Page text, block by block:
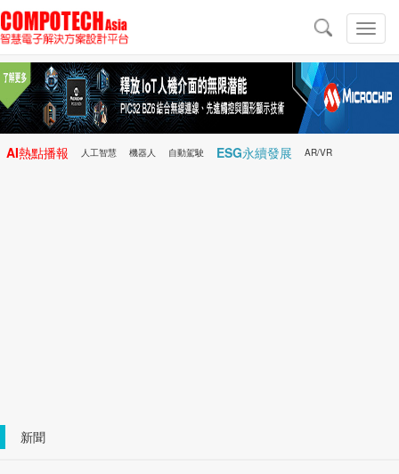
切
換
導
航
AI熱點播報 人工智慧 機器人 自動駕駛 ESG永續發展 AR/VR
新聞